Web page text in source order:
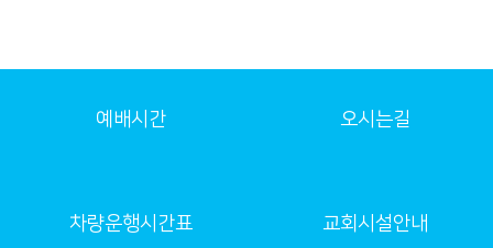
예배시간 오시는길
차량운행시간표 교회시설안내